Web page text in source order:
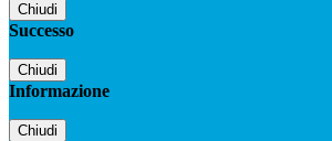
Chiudi
Successo
Chiudi
Informazione
Chiudi